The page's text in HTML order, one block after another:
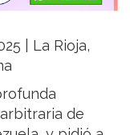
| La Rioja,
de